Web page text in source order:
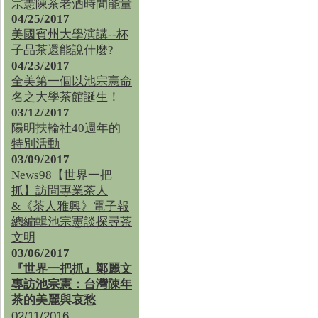
宗憲陳茶老酒時間能量
04/25/2017
美國賓州大學演講--杯
子品茶還能說什麼?
04/23/2017
全美第一個以池宗憲命
名之大學茶館誕生！
03/12/2017
陽明扶輪社40週年的
特別活動
03/09/2017
News98【世界一把
抓】訪問專業茶人
&《茶人雅興》電子報
總編輯池宗憲談探尋茶
文明
03/06/2017
『世界一把抓』鄭麗文
專訪池宗憲：台灣陳年
茶的美麗與哀愁